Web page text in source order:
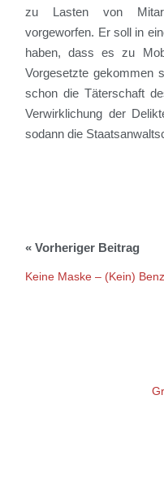
zu Lasten von
vorgeworfen. Er soll in
haben, dass es zu
Vorgesetzte gekommen
schon die Täterschaft
Verwirklichung der
sodann die
Keine Maske – (Kein)